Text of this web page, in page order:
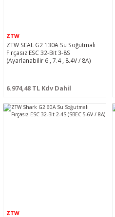
ZTW
ZTW SEAL G2 130A Su Soğutmalı
Fırçasız ESC 32-Bit 3-8S
(Ayarlanabilir 6 , 7.4 , 8.4V / 8A)
6.974,48 TL Kdv Dahil
ZTW